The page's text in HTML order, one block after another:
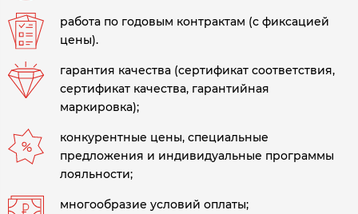
работа по годовым контрактам (с фиксацией
цены).
гарантия качества (сертификат соответствия,
сертификат качества, гарантийная
маркировка);
конкурентные цены, специальные
предложения и индивидуальные программы
лояльности;
многообразие условий оплаты;